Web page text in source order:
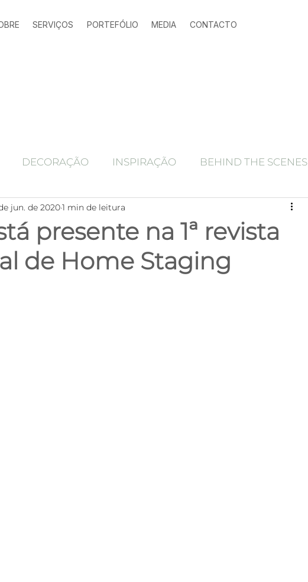
SERVIÇOS PORTEFÓLIO MEDIA CONTACTO
DECORAÇÃO INSPIRAÇÃO BEHIND THE SCENES
marketing imobiliário
home staging HOME STAGING
presente na 1ª revista
de Home Staging
jun. de 20201 min de leitura